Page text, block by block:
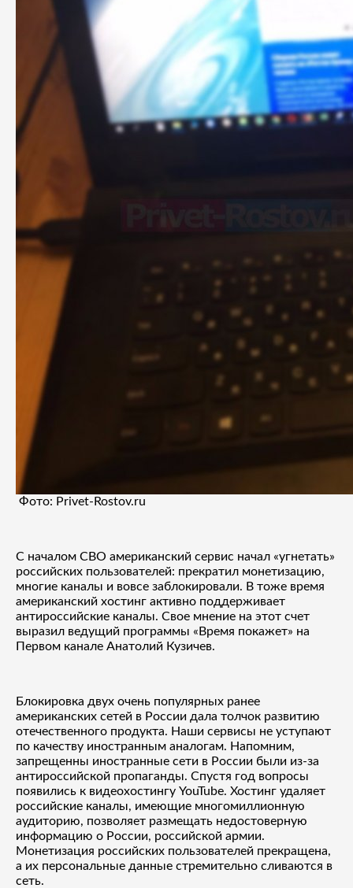
Фото: Privet-Rostov.ru
С началом СВО американский сервис начал «угнетать»
российских пользователей: прекратил монетизацию,
многие каналы и вовсе заблокировали. В тоже время
американский хостинг активно поддерживает
антироссийские каналы. Свое мнение на этот счет
выразил ведущий программы «Время покажет» на
Первом канале Анатолий Кузичев.
Блокировка двух очень популярных ранее
американских сетей в России дала толчок развитию
отечественного продукта. Наши сервисы не уступают
по качеству иностранным аналогам. Напомним,
запрещенны иностранные сети в России были из-за
антироссийской пропаганды. Спустя год вопросы
появились к видеохостингу YouTube. Хостинг удаляет
российские каналы, имеющие многомиллионную
аудиторию, позволяет размещать недостоверную
информацию о России, российской армии.
Монетизация российских пользователей прекращена,
а их персональные данные стремительно сливаются в
сеть.